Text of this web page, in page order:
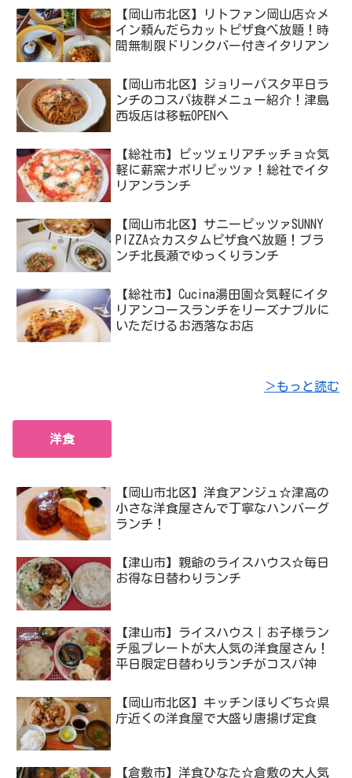
【岡山市北区】リトファン岡山店☆メ
イン頼んだらカットピザ食べ放題！時
間無制限ドリンクバー付きイタリアン
【岡山市北区】ジョリーパスタ平日ラ
ンチのコスパ抜群メニュー紹介！津島
西坂店は移転OPENへ
【総社市】ピッツェリアチッチョ☆気
軽に薪窯ナポリピッツァ！総社でイタ
リアンランチ
【岡山市北区】サニーピッツァSUNNY
PIZZA☆カスタムピザ食べ放題！ブラ
ンチ北長瀬でゆっくりランチ
【総社市】Cucina湯田園☆気軽にイタ
リアンコースランチをリーズナブルに
いただけるお洒落なお店
＞もっと読む
洋食
【岡山市北区】洋食アンジュ☆津高の
小さな洋食屋さんで丁寧なハンバーグ
ランチ！
【津山市】親爺のライスハウス☆毎日
お得な日替わりランチ
【津山市】ライスハウス｜お子様ラン
チ風プレートが大人気の洋食屋さん！
平日限定日替わりランチがコスパ神
【岡山市北区】キッチンほりぐち☆県
庁近くの洋食屋で大盛り唐揚げ定食
【倉敷市】洋食ひなた☆倉敷の大人気